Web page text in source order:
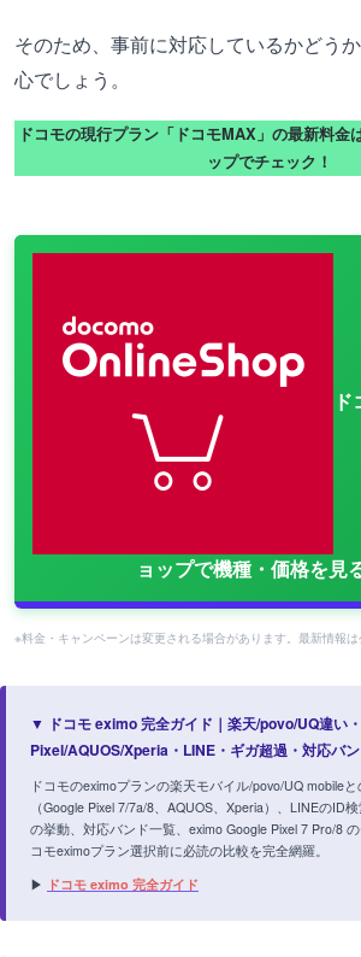
そのため、事前に対応しているかどう
心でしょう。
ドコモの現行プラン「ドコモMAX」の最新料金
ップでチェック！
ョップで機種・価格を見
※料金・キャンペーンは変更される場合があります。最新情報は
▼ ドコモ eximo 完全ガイド｜楽天/povo/UQ違い
Pixel/AQUOS/Xperia・LINE・ギガ超過・対応バ
ドコモのeximoプランの楽天モバイル/povo/UQ mobile
（Google Pixel 7/7a/8、AQUOS、Xperia）、LINEのID
の挙動、対応バンド一覧、eximo Google Pixel 7 Pro/8
コモeximoプラン選択前に必読の比較を完全網羅。
▶ ドコモ eximo 完全ガイド